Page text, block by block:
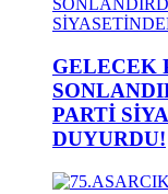
GELECEK
PARTİ
DUYURDU!